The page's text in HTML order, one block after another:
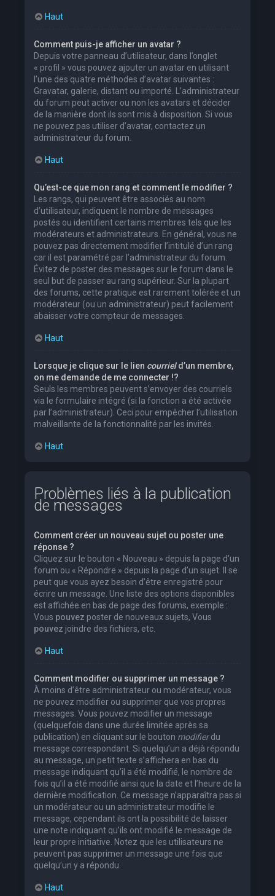
Haut
Comment puis-je afficher un avatar ?
Depuis votre panneau d’utilisateur, dans l’onglet
« profil » vous pouvez ajouter un avatar en utilisant
l’une des quatre méthodes d’avatar suivantes :
Gravatar, galerie, distant ou importé. L’administrateur
du forum peut activer ou non les avatars et décider
de la manière dont ils sont mis à disposition. Si vous
ne pouvez pas utiliser d’avatar, contactez un
administrateur du forum.
Haut
Qu’est-ce que mon rang et comment le modifier ?
Les rangs, qui peuvent être associés au nom
d’utilisateur, indiquent le nombre de messages
postés ou identifient certains membres tels que les
modérateurs et administrateurs. En général, vous ne
pouvez pas directement modifier l’intitulé d’un rang
car il est paramétré par l’administrateur du forum.
Évitez de poster des messages sur le forum dans le
seul but de passer au rang supérieur. Sur la plupart
des forums, cette pratique est rarement tolérée et un
modérateur (ou un administrateur) peut facilement
abaisser votre compteur de messages.
Haut
Lorsque je clique sur le lien courrield’un membre,
on me demande de me connecter !?
Seuls les membres peuvent s’envoyer des courriels
via le formulaire intégré (si la fonction a été activée
par l’administrateur). Ceci pour empêcher l’utilisation
malveillante de la fonctionnalité par les invités.
Haut
Problèmes liés à la publication
de messages
Comment créer un nouveau sujet ou poster une
réponse ?
Cliquez sur le bouton « Nouveau » depuis la page d’un
forum ou « Répondre » depuis la page d’un sujet. Il se
peut que vous ayez besoin d’être enregistré pour
écrire un message. Une liste des options disponibles
est affichée en bas de page des forums, exemple :
Vous pouvez poster de nouveaux sujets, Vous
pouvez joindre des fichiers, etc.
Haut
Comment modifier ou supprimer un message ?
À moins d’être administrateur ou modérateur, vous
ne pouvez modifier ou supprimer que vos propres
messages. Vous pouvez modifier un message
(quelquefois dans une durée limitée après sa
publication) en cliquant sur le bouton modifierdu
message correspondant. Si quelqu’un a déjà répondu
au message, un petit texte s’affichera en bas du
message indiquant qu’il a été modifié, le nombre de
fois qu’il a été modifié ainsi que la date et l’heure de la
dernière modification. Ce message n’apparaîtra pas si
un modérateur ou un administrateur modifie le
message, cependant ils ont la possibilité de laisser
une note indiquant qu’ils ont modifié le message de
leur propre initiative. Notez que les utilisateurs ne
peuvent pas supprimer un message une fois que
quelqu’un y a répondu.
Haut